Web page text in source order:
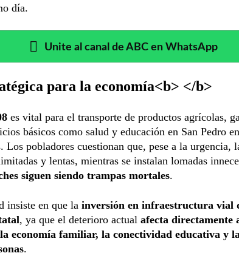
día.
Unite al canal de ABC en WhatsApp
para la economía<b> </b>
es vital para el transporte de productos agrícolas,
básicos como salud y educación en San Pedro
Los pobladores cuestionan que, pese a la urgencia,
y lentas, mientras se instalan lomadas
siguen siendo trampas mortales.
insiste en que la inversión en infraestructura vial
, ya que el deterioro actual afecta directamente
economía familiar, la conectividad educativa y
.